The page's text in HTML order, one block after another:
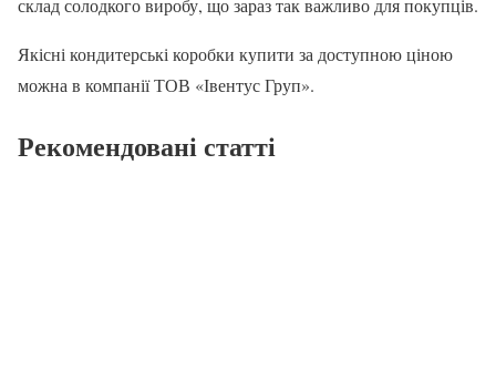
Якісні кондитерські коробки купити за доступною ціною
можна в компанії ТОВ «Івентус Груп».
Рекомендовані статті